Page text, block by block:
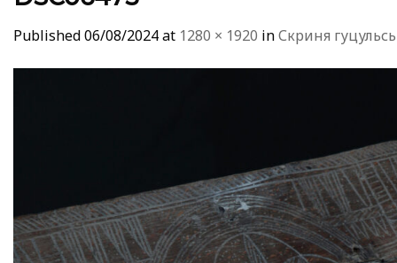
Published06/08/2024at 1280 × 1920 inСкриня